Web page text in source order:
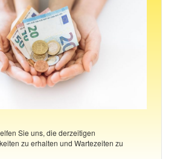
Sie uns, die derzeitigen
zu erhalten und Wartezeiten zu